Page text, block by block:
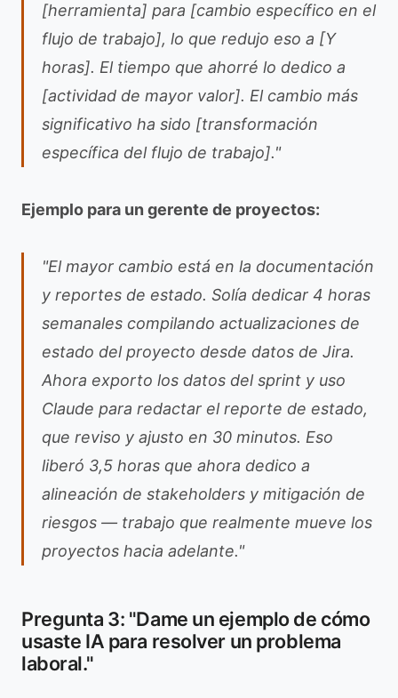
[herramienta] para [cambio específico en el
flujo de trabajo], lo que redujo eso a [Y
horas]. El tiempo que ahorré lo dedico a
[actividad de mayor valor]. El cambio más
significativo ha sido [transformación
específica del flujo de trabajo]."
Ejemplo para un gerente de proyectos:
"El mayor cambio está en la documentación
y reportes de estado. Solía dedicar 4 horas
semanales compilando actualizaciones de
estado del proyecto desde datos de Jira.
Ahora exporto los datos del sprint y uso
Claude para redactar el reporte de estado,
que reviso y ajusto en 30 minutos. Eso
liberó 3,5 horas que ahora dedico a
alineación de stakeholders y mitigación de
riesgos — trabajo que realmente mueve los
proyectos hacia adelante."
Pregunta 3: "Dame un ejemplo de cómo
usaste IA para resolver un problema
laboral."